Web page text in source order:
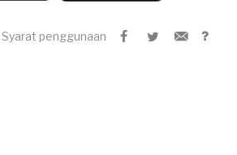
Syarat penggunaan